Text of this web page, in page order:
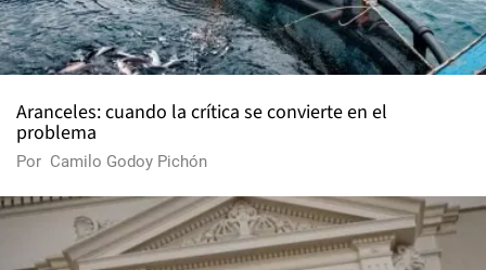
Aranceles: cuando la crítica se convierte en el
problema
Por Camilo Godoy Pichón